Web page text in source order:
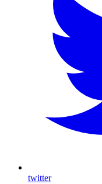
twitter